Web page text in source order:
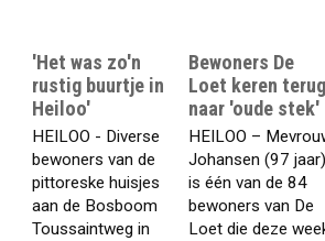
'Het was zo'n
rustig buurtje in
Heiloo'
HEILOO - Diverse
bewoners van de
pittoreske huisjes
aan de Bosboom
Toussaintweg in
Bewoners De
Loet keren terug
naar 'oude stek'
HEILOO –
Johansen (97 jaar)
is één van de 84
bewoners van De
Loet die deze